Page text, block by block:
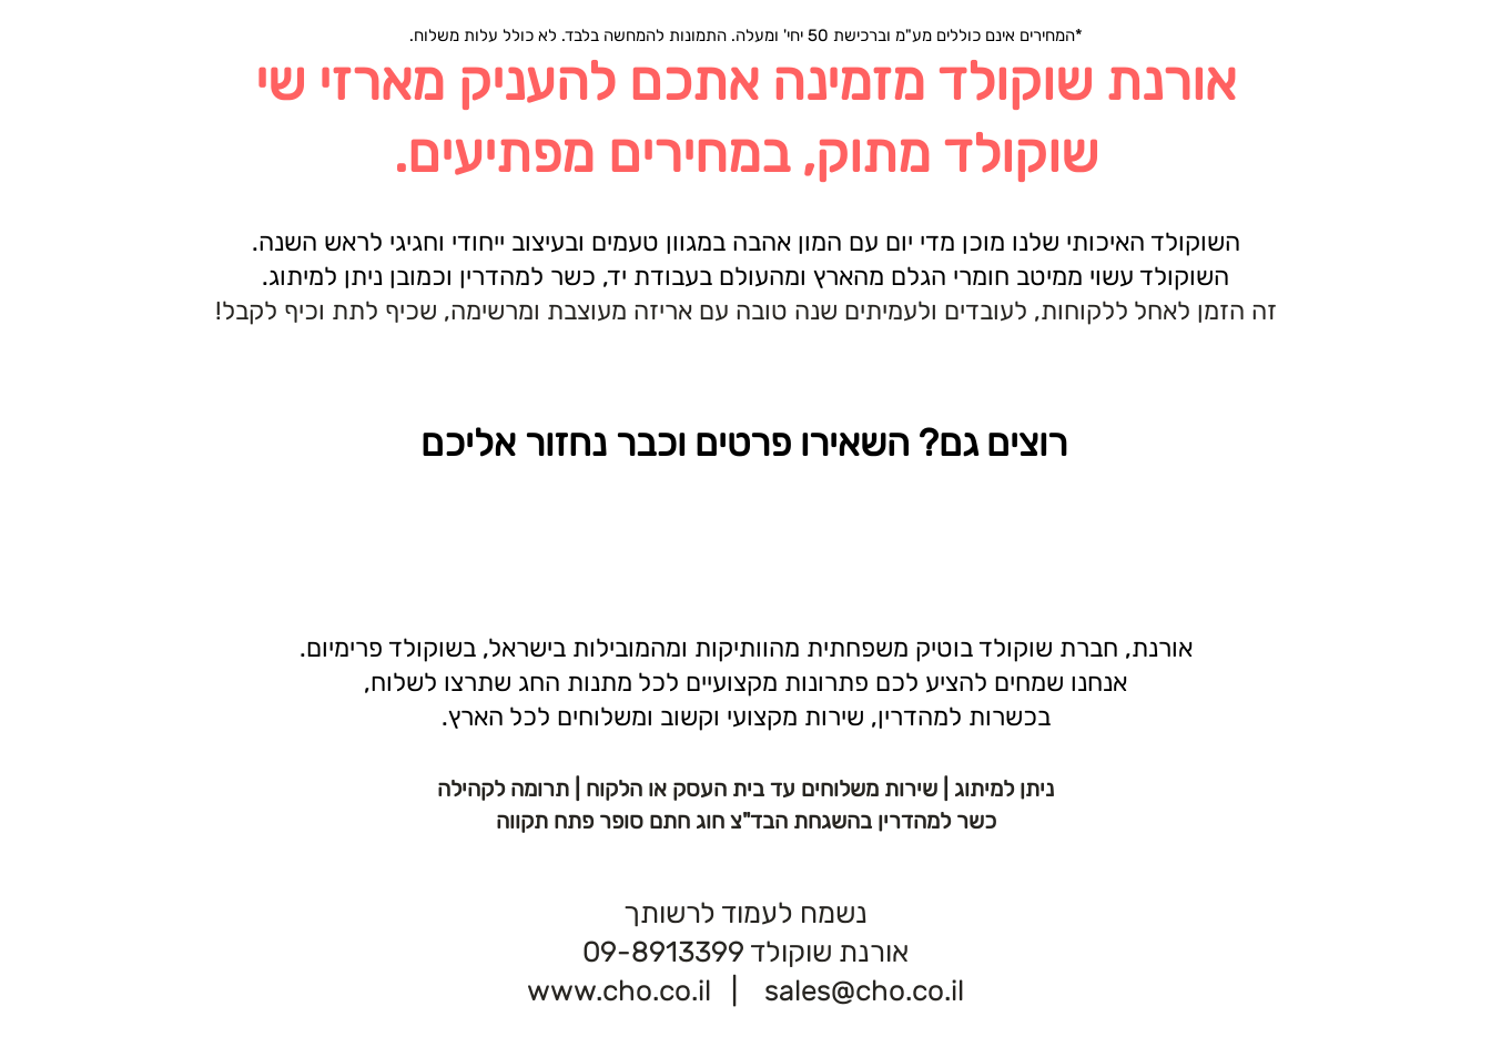
*המחירים אינם כוללים מע"מ וברכישת 50 יחי' ומעלה. התמונות להמחשה בלבד. לא כולל עלות משלוח.
אורנת שוקולד מזמינה אתכם להעניק מארזי שי
שוקולד מתוק, במחירים מפתיעים.
השוקולד האיכותי שלנו מוכן מדי יום עם המון אהבה במגוון טעמים ובעיצוב ייחודי וחגיגי לראש השנה.
השוקולד עשוי ממיטב חומרי הגלם מהארץ ומהעולם בעבודת יד, כשר למהדרין וכמובן ניתן למיתוג.
זה הזמן לאחל ללקוחות, לעובדים ולעמיתים שנה טובה עם אריזה מעוצבת ומרשימה, שכיף לתת וכיף לקבל!
רוצים גם? השאירו פרטים וכבר נחזור אליכם
אורנת, חברת שוקולד בוטיק משפחתית מהוותיקות ומהמובילות בישראל, בשוקולד פרימיום.
אנחנו שמחים להציע לכם פתרונות מקצועיים לכל מתנות החג שתרצו לשלוח,
בכשרות למהדרין, שירות מקצועי וקשוב ומשלוחים לכל הארץ.
ניתן למיתוג | שירות משלוחים עד בית העסק או הלקוח | תרומה לקהילה
כשר למהדרין בהשגחת הבד"צ חוג חתם סופר פתח תקווה
נשמח לעמוד לרשותך
אורנת שוקולד 09-8913399
www.cho.co.il
sales@cho.co.il